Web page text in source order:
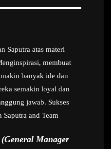
Saputra atas materi
membuat
banyak ide dan
semakin loyal dan
jawab. Sukses
and Team
Manager